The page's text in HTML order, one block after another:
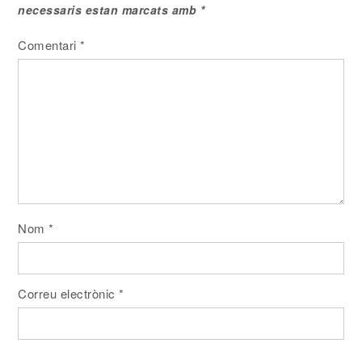
necessaris estan marcats amb *
Comentari*
Nom*
Correu electrònic*